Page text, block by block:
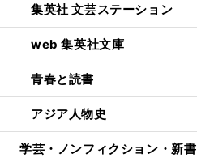
集英社 文芸ステーション
web 集英社文庫
青春と読書
アジア人物史
学芸・ノンフィクション・新書